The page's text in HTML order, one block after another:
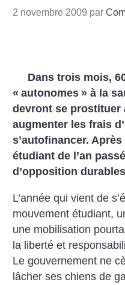
2 novembre 2009 par
Dans trois mois,
« autonomes » à la
devront se prostituer
augmenter les frais
s’autofinancer. Après
étudiant de l’an
d’opposition
L’année qui vient de
mouvement étudiant,
une mobilisation
la liberté et
Le gouvernement ne
lâcher ses chiens de